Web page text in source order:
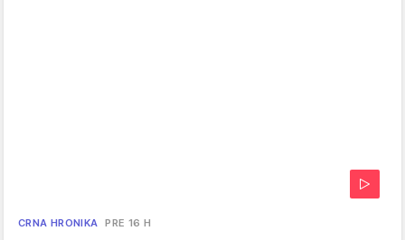
CRNA HRONIKA PRE 16 H